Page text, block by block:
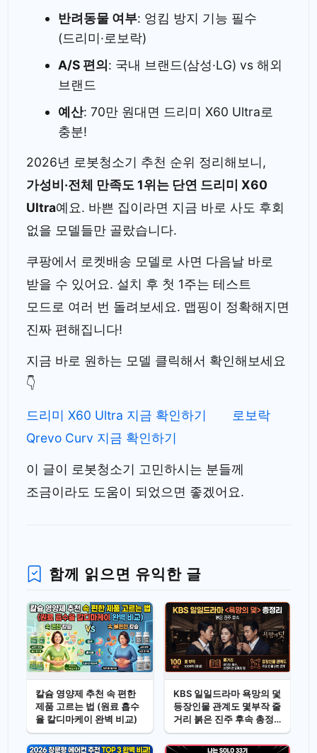
반려동물 여부: 엉킴 방지 기능 필수
(드리미·로보락)
A/S 편의 : 국내 브랜드(삼성·LG) vs 해외
브랜드
예산: 70만 원대면 드리미 X60 Ultra로
충분!
2026년 로봇청소기 추천 순위 정리해보니,
가성비·전체 만족도 1위는 단연 드리미 X60
Ultra예요. 바쁜 집이라면 지금 바로 사도 후회
없을 모델들만 골랐습니다.
쿠팡에서 로켓배송 모델로 사면 다음날 바로
받을 수 있어요. 설치 후 첫 1주는 테스트
모드로 여러 번 돌려보세요. 맵핑이 정확해지면
진짜 편해집니다!
지금 바로 원하는 모델 클릭해서 확인해보세요
👇
드리미 X60 Ultra 지금 확인하기
로보락
Qrevo Curv 지금 확인하기
이 글이 로봇청소기 고민하시는 분들께
조금이라도 도움이 되었으면 좋겠어요.
함께 읽으면 유익한 글
칼슘 영양제 추천 속 편한
제품 고르는 법 (원료 흡수
율 칼디마케이 완벽 비교)
KBS 일일드라마 욕망의 덫
등장인물 관계도 몇부작 줄
거리 붉은 진주 후속 총정
리